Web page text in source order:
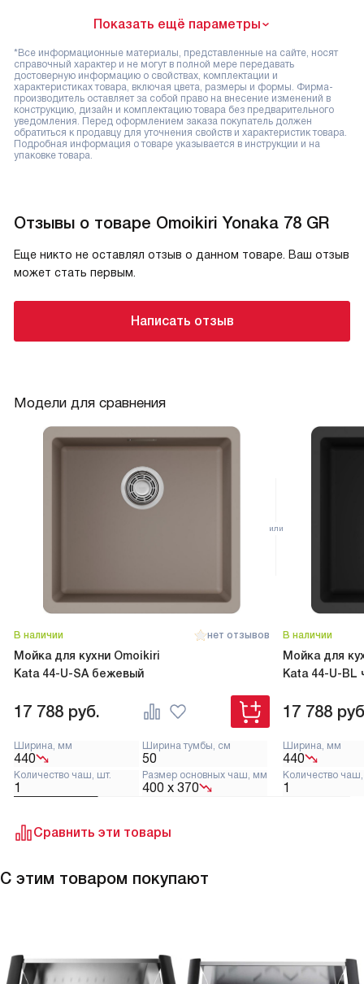
Показать ещё параметры
*Все информационные материалы, представленные на сайте, носят
справочный характер и не могут в полной мере передавать
достоверную информацию о свойствах, комплектации и
характеристиках товара, включая цвета, размеры и формы. Фирма-
производитель оставляет за собой право на внесение изменений в
конструкцию, дизайн и комплектацию товара без предварительного
уведомления. Перед оформлением заказа покупатель должен
обратиться к продавцу для уточнения свойств и характеристик товара.
Подробная информация о товаре указывается в инструкции и на
упаковке товара.
Отзывы о товаре Omoikiri Yonaka 78 GR
Еще никто не оставлял отзыв о данном товаре. Ваш отзыв
может стать первым.
Написать отзыв
Модели для сравнения
Сравнить эти товары
В наличии нет отзывов
Мойка для кухни Omoikiri
Kata 44-U-SA бежевый
17 788 руб.
Ширина, мм
440
Ширина тумбы, см
50
Количество чаш, шт.
1
Размер основных чаш, мм
400 х 370
В наличии
Мойка для
Kata 44-U-BL
17 788
Ширина, мм
440
Количество
1
С этим товаром покупают